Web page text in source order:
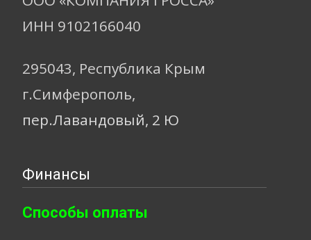
ИНН 9102166040
295043, Республика Крым
г.Симферополь,
пер.Лавандовый, 2 Ю
Финансы
Способы оплаты